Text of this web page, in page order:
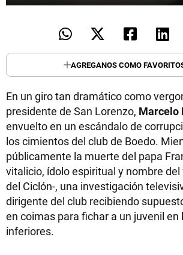
AGREGANOS COMO
En un giro tan dramático como
presidente de San Lorenzo, Marcelo
envuelto en un escándalo de
los cimientos del club de Boedo.
públicamente la muerte del papa
vitalicio, ídolo espiritual y nombre
del Ciclón-, una investigación
dirigente del club recibiendo
en coimas para fichar a un juvenil en
inferiores.